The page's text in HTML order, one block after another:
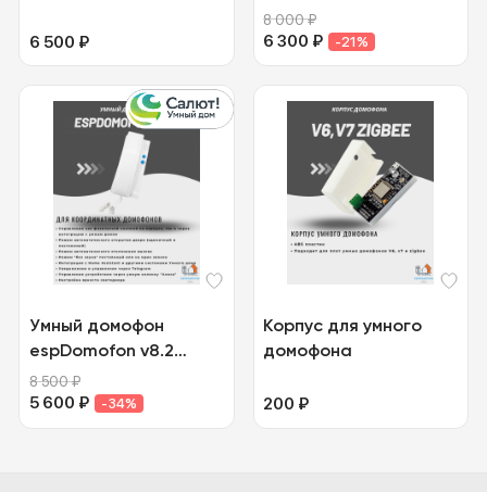
6 500 ₽
координатный
8 000₽
6 300 ₽ -21%
Умный домофон
espDomofon v8.2
координатный
8 500₽
5 600 ₽ -34%
Корпус для умного
домофона
200 ₽